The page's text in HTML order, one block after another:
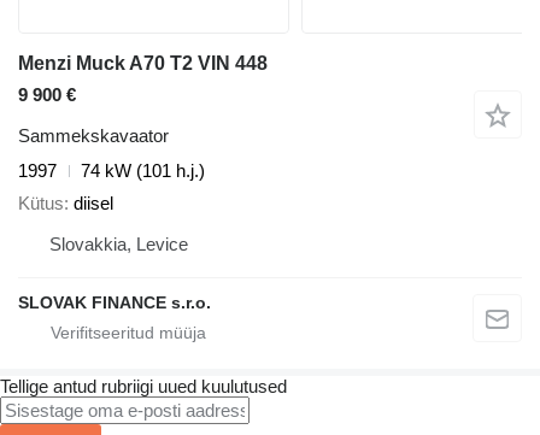
Menzi Muck A70 T2 VIN 448
9 900 €
Sammekskavaator
1997
74 kW (101 h.j.)
Kütus diisel
Slovakkia, Levice
SLOVAK FINANCE s.r.o.
Tellige antud rubriigi uued kuulutused